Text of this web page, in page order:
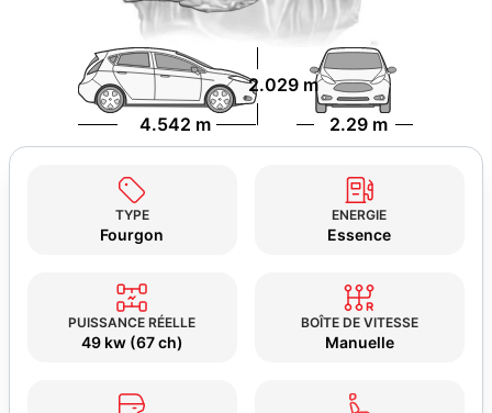
4.542 m 2.29 m
2.029 m
TYPE
Fourgon
ENERGIE
Essence
PUISSANCE RÉELLE
49 kw (67 ch)
BOÎTE DE VITESSE
Manuelle